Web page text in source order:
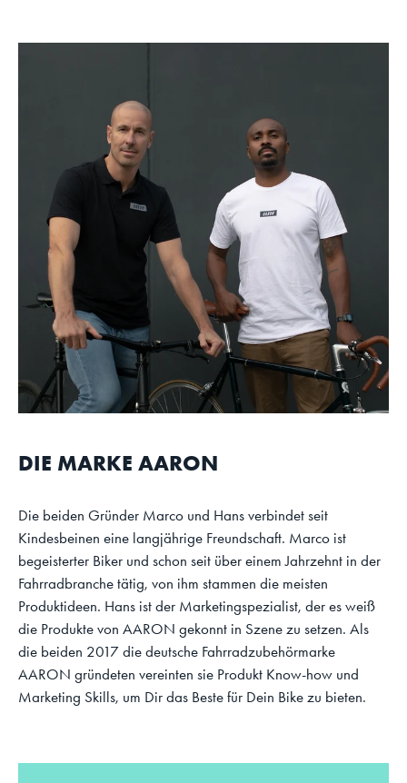
DIE MARKE AARON
Die beiden Gründer Marco und Hans verbindet seit
Kindesbeinen eine langjährige Freundschaft. Marco ist
begeisterter Biker und schon seit über einem Jahrzehnt in der
Fahrradbranche tätig, von ihm stammen die meisten
Produktideen. Hans ist der Marketingspezialist, der es weiß
die Produkte von AARON gekonnt in Szene zu setzen. Als
die beiden 2017 die deutsche Fahrradzubehörmarke
AARON gründeten vereinten sie Produkt Know-how und
Marketing Skills, um Dir das Beste für Dein Bike zu bieten.